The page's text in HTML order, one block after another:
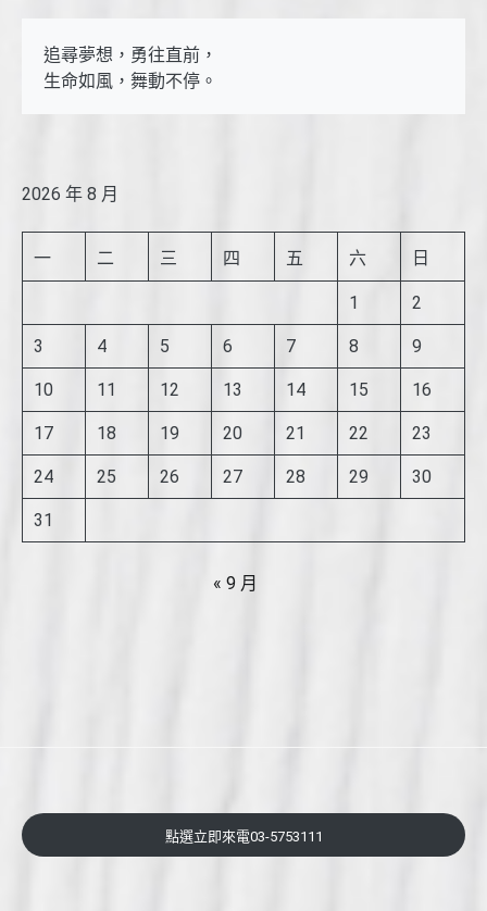
追尋夢想，勇往直前，
生命如風，舞動不停。
2026 年 8 月
一 二 三 四 五 六 日
1 2
3 4 5 6 7 8 9
10 11 12 13 14 15 16
17 18 19 20 21 22 23
24 25 26 27 28 29 30
31
« 9 月
點選立即來電03-5753111